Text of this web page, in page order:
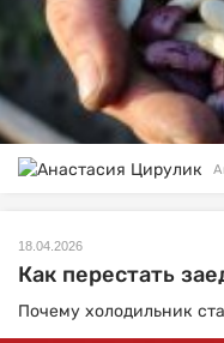
18.04.2026
Как перестать
Почему холодильник